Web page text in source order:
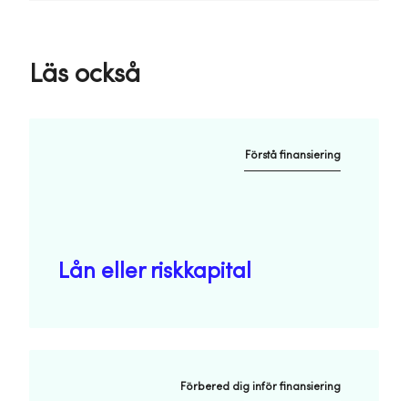
Läs också
Förstå finansiering
Lån eller riskkapital
Förbered dig inför finansiering